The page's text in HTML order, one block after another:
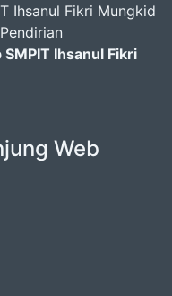
Ihsanul Fikri Mungkid
Ihsanul Fikri
Web